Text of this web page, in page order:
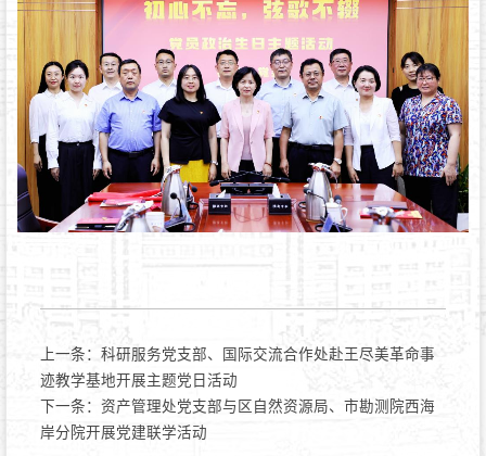
上一条： 科研服务党支部、国际交流合作处赴王尽美革命事
迹教学基地开展主题党日活动
下一条： 资产管理处党支部与区自然资源局、市勘测院西海
岸分院开展党建联学活动